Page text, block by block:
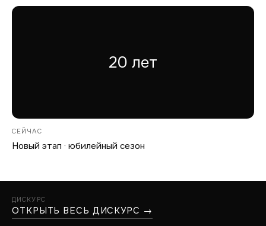
20 лет
СЕЙЧАС
Новый этап · юбилейный сезон
ДИСКУРС
ОТКРЫТЬ ВЕСЬ ДИСКУРС →